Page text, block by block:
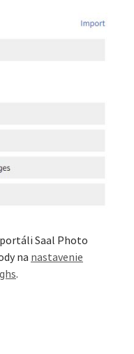
Saal Photo
na nastavenie
.